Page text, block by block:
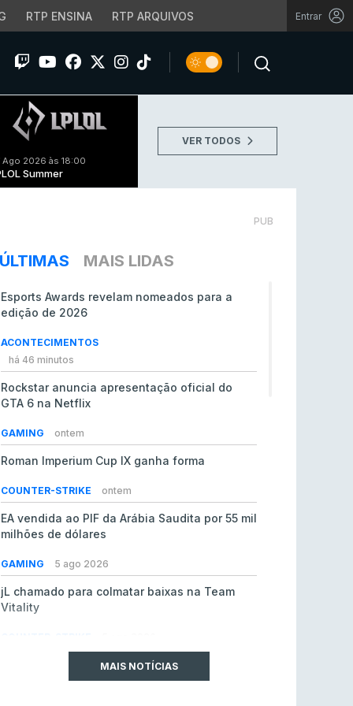
RTP ENSINA RTP ARQUIVOS Entrar
Ago 2026 às 18:00
Summer
VER TODOS
PUB
ÚLTIMAS MAIS LIDAS
Esports Awards revelam nomeados para a
edição de 2026
ACONTECIMENTOS
há 46 minutos
Rockstar anuncia apresentação oficial do
GTA 6 na Netflix
GAMING ontem
Roman Imperium Cup IX ganha forma
COUNTER-STRIKE ontem
EA vendida ao PIF da Arábia Saudita por 55 mil
milhões de dólares
GAMING 5 ago 2026
jL chamado para colmatar baixas na Team
Vitality
SAW espreita estreia em LAN com
oportunidade de ouro
MAIS NOTÍCIAS